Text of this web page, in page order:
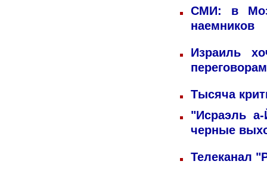
СМИ: в
наемников
Израиль
Тысяча
"Исраэль
черные
Телеканал